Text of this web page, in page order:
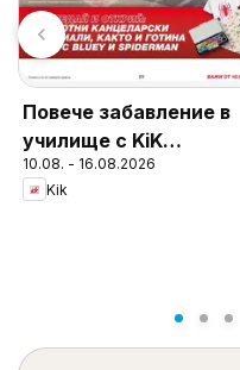
Повече забавление в
училище с KiK
предложения
10.08. - 16.08.2026
Kik